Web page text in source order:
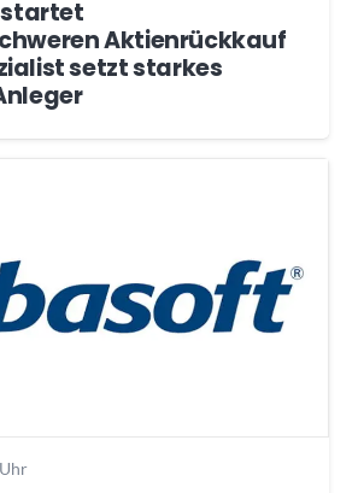
startet
Aktienrückkauf
setzt starkes